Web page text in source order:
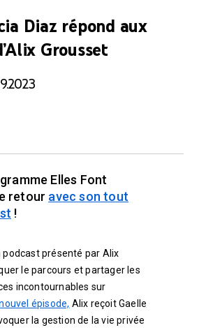
Diaz répond aux
Grousset
Elles Font
retour avec son tout
!
présenté par Alix
le parcours et partager les
incontournables sur
épisode, Alix reçoit Gaelle
la gestion de la vie privée